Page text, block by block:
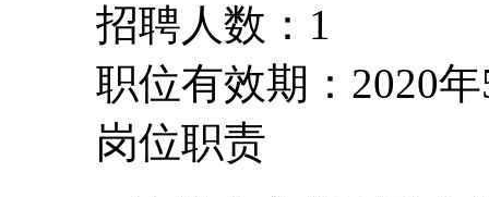
招聘人数：1
职位有效期：2020
岗位职责